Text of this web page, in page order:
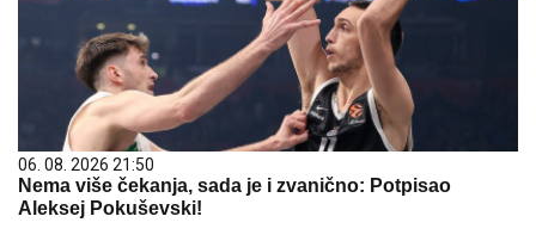
06. 08. 2026 21:50
Nema više čekanja, sada je i zvanično: Potpisao
Aleksej Pokuševski!